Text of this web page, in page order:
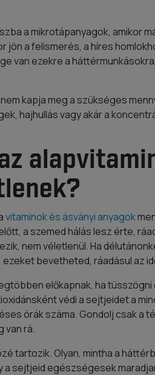
a mikrotápanyagok, amikor
a felismerés, a híres
van ezekre a
kapja meg a szükséges
hajhullás vagy akár a
vitaminok és ásványi anyagok
a szemed hálás lesz érte,
nem véletlenül. Ha
bevetheted, ráadásul az
előkapnak, ha
védi a sejtjeidet a
órák száma. Gondolj csak a
van rá.
tartozik. Olyan, mintha a
sejtjeid egészségesek